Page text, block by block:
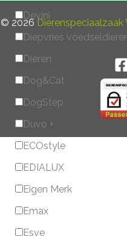
Devini
Diepvries
Dieren
Dog&Cat
DogStep
Duvo +
ECOstyle
EDIALUX
Eigen Merk
Emax
Esve
© 2026 Dierenspeciaalzaak